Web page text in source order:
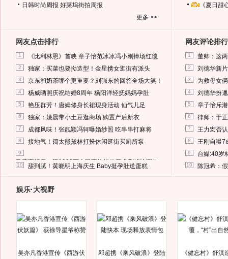
日韩时尚周报 好莱坞街拍周报
更多 >>
《夏日
网友点击排行
1 《比利林恩》首映 章子怡范冰冰冯小刚捧场红毯
2 独家：买菜也要拗造型！金星携女逛街有派头
3 京东和奶茶哪个更重要？刘强东的回答全场大笑！
4 杨威晒照庆祝结婚8周年 杨阳洋轻抚妈妈孕肚
5 艳压群芳！唐嫣修身长裙现身活动 仙气儿足
6 独家：姚晨带小土豆逛商场 购置产后新衣
7 成都风味！张靓颖冯轲曝婚纱照 吃串串打麻将
8 接地气！阔太熊黛林打扮休闲逛街买厕所泵
9
马蓉离婚后，砸1000万人民币给媒体要求删掉这照片
10 甜到腻！黄晓明上海庆生 Baby挺孕肚送蛋糕
网友评论排行
1 董卿：这
2 刘德华新
3 为救母女
4 刘德华扮
5 章子怡斥
6 律师：于
7 王力宏否
8 王刚自曝7
9 台媒:40岁
10 陈冠希：
娱乐·大视野
吴亦凡香港宣传《西游伏
邓超携《乘风破浪》登陆
《健忘村》舒淇